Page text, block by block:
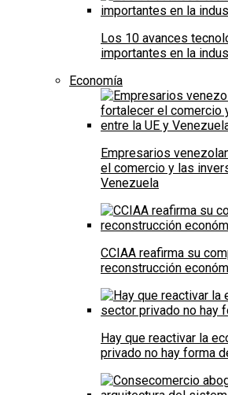
Los 10 avances
importantes en la
Economía
Empresarios
el comercio y las
Venezuela
CCIAA reafirma su
reconstrucción
Hay que reactivar la
privado no hay forma